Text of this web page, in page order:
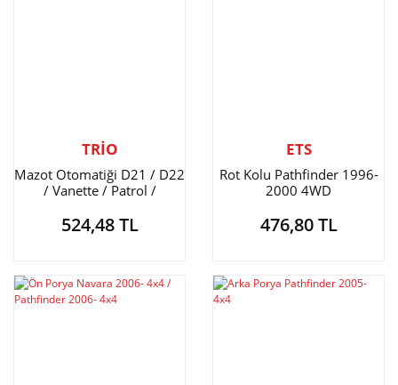
TRİO
Mazot Otomatiği D21 / D22
/ Vanette / Patrol /
524,48 TL
ETS
Rot Kolu Pathfinder 1996-
2000 4WD
476,80 TL